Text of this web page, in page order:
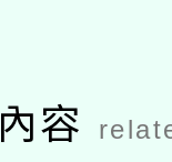
容